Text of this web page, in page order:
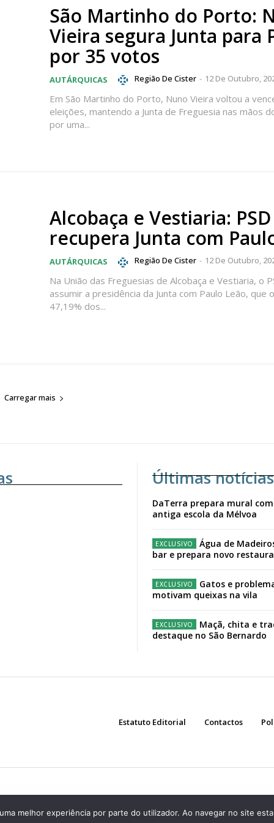
São Martinho do Porto:
Vieira segura Junta para
por 35 votos
AUTÁRQUICAS Região De Cister - 12 De Outubro,
Em São Martinho do Porto, Nuno Vieira voltou a
eleições, mantendo a Junta de Freguesia nas mãos
por uma...
Alcobaça e Vestiaria: PSD
recupera Junta com
AUTÁRQUICAS Região De Cister - 12 De Outubro,
Na União das Freguesias de Alcobaça e Vestiaria, o
assumir a presidência da Junta com Paulo Leão, que
47,19% dos...
Carregar mais
Últimas notícias
DaTerra prepara mural
antiga escola da Mélvoa
Água de
bar e prepara novo
Gatos e
motivam queixas na vila
Maçã, chita e
destaque no São Bernardo
Estatuto Editorial Contactos
Aceda ao conteúdo premium do Região de Cister! Assine já!
melhor experiência por parte do utilizador. Ao navegar no site